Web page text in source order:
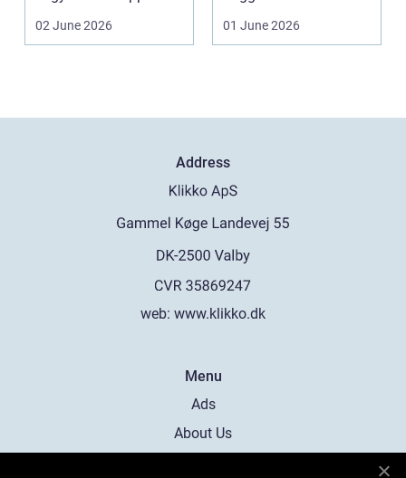
vand ind, kan skaderne
02 June 2026 01 June 2026
Address
web: www.klikko.dk
Menu
Ads
About Us